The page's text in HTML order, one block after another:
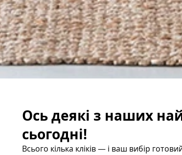
Ось деякі з наших
сьогодні!
Всього кілька кліків — і ваш вибір